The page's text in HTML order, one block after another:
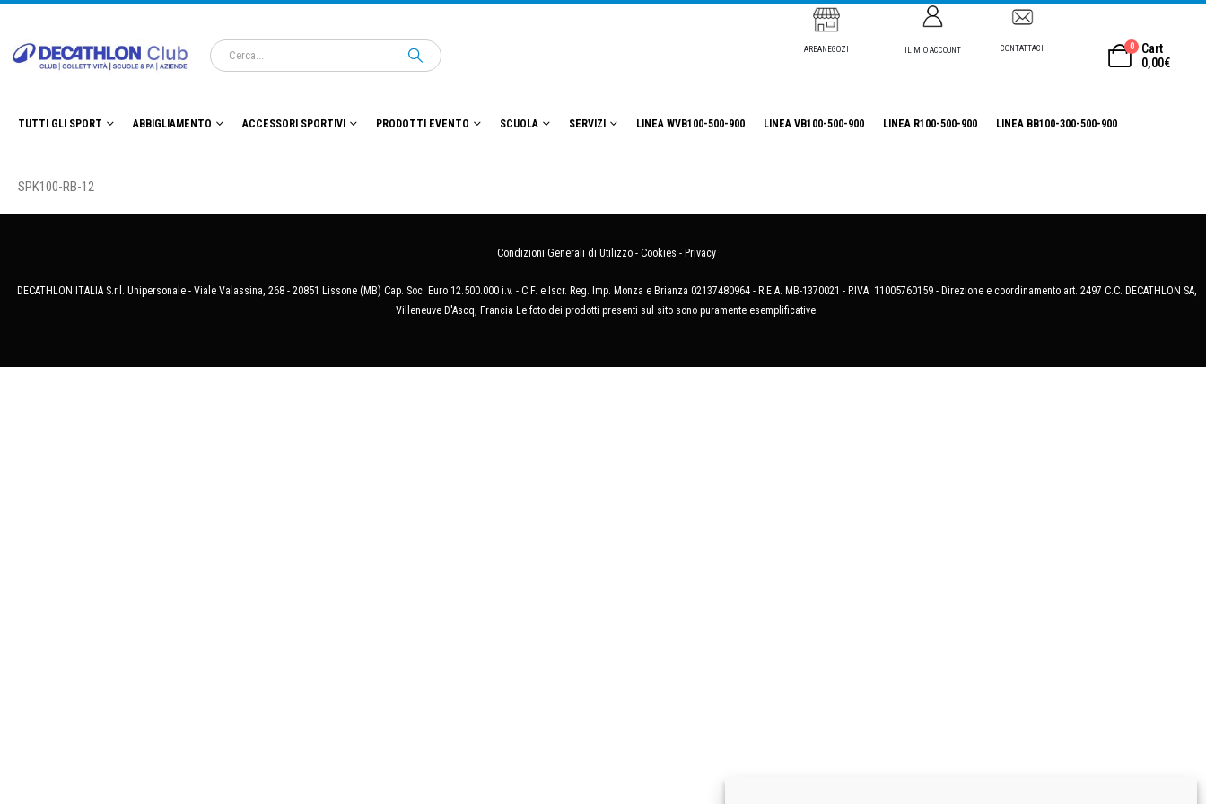
AREANEGOZI IL MIO ACCOUNT CONTATTACI 0
Cart
0,00€
TUTTI GLI SPORT ABBIGLIAMENTO ACCESSORI SPORTIVI PRODOTTI EVENTO SCUOLA SERVIZI LINEA WVB100-500-900 LINEA VB100-500-900 LINEA R100-500-900 LINEA BB100-300-500-900
SPK100-RB-12
Condizioni Generali di Utilizzo - Cookies - Privacy
DECATHLON ITALIA S.r.l. Unipersonale - Viale Valassina, 268 - 20851 Lissone (MB) Cap. Soc. Euro 12.500.000 i.v. - C.F. e Iscr. Reg. Imp. Monza e Brianza 02137480964 - R.E.A. MB-1370021 - P.IVA. 11005760159 - Direzione e coordinamento art. 2497 C.C. DECATHLON SA,
Villeneuve D'Ascq, Francia Le foto dei prodotti presenti sul sito sono puramente esemplificative.